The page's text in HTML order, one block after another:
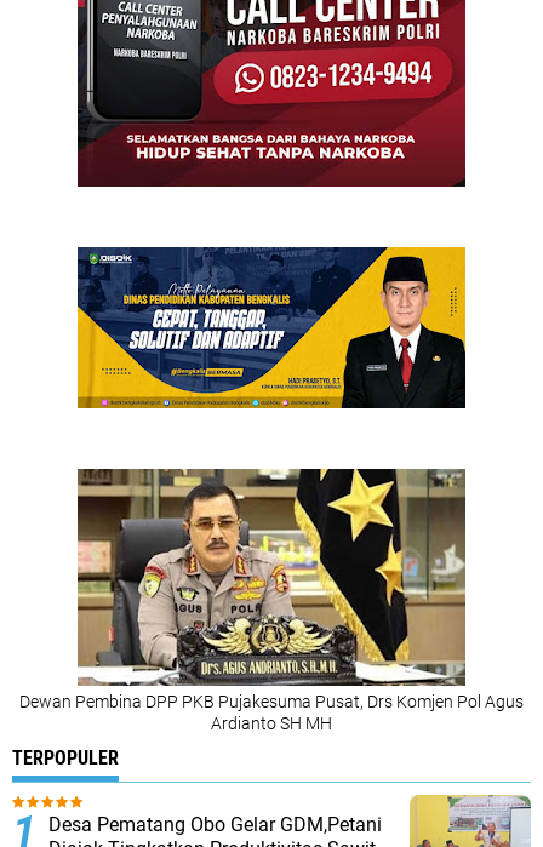
Dewan Pembina DPP PKB Pujakesuma Pusat, Drs Komjen Pol Agus
Ardianto SH MH
TERPOPULER
Desa Pematang Obo Gelar GDM,Petani